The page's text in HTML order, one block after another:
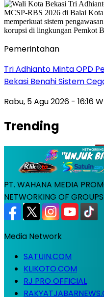
Pemerintahan
Tri Adhianto Minta OPD
Bekasi Benahi Sistem
Rabu, 5 Agu 2026 - 16:16
Trending
PT. WAHANA MEDIA
NETWORKING OF GROUPS
Media Network
SATUIN.COM
KLIKOTO.COM
RJ PRO OFFICIAL